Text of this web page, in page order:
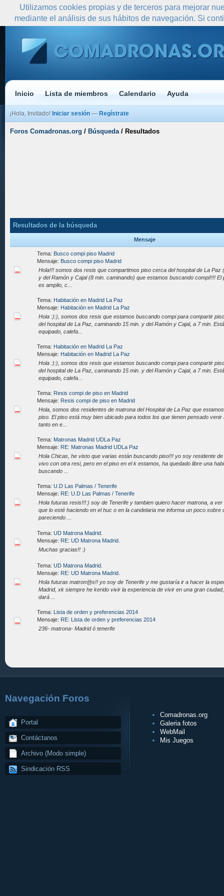
Inicio Lista de miembros Calendario Ayuda
¡Hola, Invitado! Iniciar sesión — Regístrate
Foros Comadronas.org / Búsqueda/ Resultados
Resultados de la búsqueda
Mensaje
Tema: Busco compi piso Madrid
Mensaje: Busco compi piso Madrid
Hola!!! somos dos resis que compartimos piso cerca del hospital de La Paz
y del Ramón y Cajal (8 min. caminando) que estamos buscando compi!!!! El
es amplio, c...
Tema: Habitación en Madrid La Paz
Mensaje: Habitación en Madrid La Paz
Hola :):), somos dos resis que estamos buscando compi para compartir
del hospital de La Paz, caminando 15 min. y del Ramón y Cajal, a 7 min.
equipado, calefa...
Tema: Habitación en Madrid La Paz
Mensaje: Habitación en Madrid La Paz
Hola :):), somos dos resis que estamos buscando compi para compartir
del hospital de La Paz, caminando 15 min. y del Ramón y Cajal, a 7 min.
equipado, calefa...
Tema: Resis compi de piso en Madrid
Mensaje: Resis compi de piso en Madrid
Hola, somos dos residentes de matrona del Hospital de La Paz que
piso. El piso está muy bien ubicado para todos los que tienen pensado
tanto en e...
Tema: Matronas Madrid UDLa Paz
Mensaje: RE: Matronas Madrid UDLa Paz
Hola Chicas, he visto que varias están buscando piso!!! yo soy residente
vivo con otra resi, pero en el piso en el k estamos, ha quedado libre una
buscando ...
Tema: U.D Las Palmas / Tenerife
Mensaje: RE: U.D Las Palmas / Tenerife
Hola futuras resis!!!:) soy de Tenerife y tambien quiero hacer matrona, a ver
que lo esté haciendo en el huc o en la candelaria me informa un poco sobre
pareciendo ...
Tema: UD Matrona Madrid.
Mensaje: RE: UD Matrona Madrid.
Muchas gracias!! :)
Tema: UD Matrona Madrid.
Mensaje: RE: UD Matrona Madrid.
Hola futuras matron@s!! yo soy de Tenerife y me gustaría ir a hacer la
Madrid, xk siempre he kerido vivir la experiencia de vivir en una gran
dará ...
Tema: Lista de orden y preferencias 2014
Mensaje: RE: Lista de orden y preferencias 2014
236- matrona- Madrid ó tenerife
Navegación Foros
Portal
Contáctanos
Archivo (Modo simple)
Sindicación RSS
Comadronas.org
Galeria fotos
WebMail
Mis Juegos
Utilizamos cookies propias y de terceros para mejorar
mediante el análisis de sus hábitos de navegación. Si